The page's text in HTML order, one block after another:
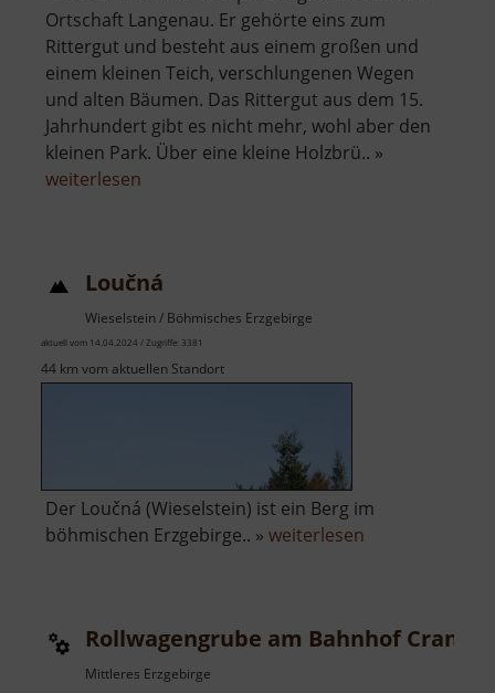
Ortschaft Langenau. Er gehörte eins zum
Rittergut und besteht aus einem großen und
einem kleinen Teich, verschlungenen Wegen
und alten Bäumen. Das Rittergut aus dem 15.
Jahrhundert gibt es nicht mehr, wohl aber den
kleinen Park. Über eine kleine Holzbrü.. »
weiterlesen
Loučná
Wieselstein / Böhmisches Erzgebirge
aktuell vom 14.04.2024 / Zugriffe: 3381
44 km vom aktuellen Standort
Der Loučná (Wieselstein) ist ein Berg im
böhmischen Erzgebirge.. » weiterlesen
Rollwagengrube am Bahnhof
Mittleres Erzgebirge